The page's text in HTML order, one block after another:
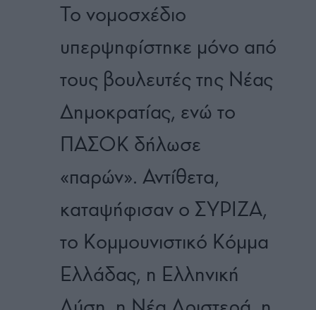
Το νομοσχέδιο
υπερψηφίστηκε μόνο από
τους βουλευτές της Νέας
Δημοκρατίας, ενώ το
ΠΑΣΟΚ δήλωσε
«παρών». Αντίθετα,
καταψήφισαν ο ΣΥΡΙΖΑ,
το Κομμουνιστικό Κόμμα
Ελλάδας, η Ελληνική